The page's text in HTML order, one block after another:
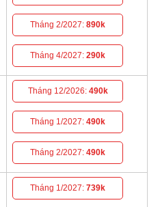
Tháng 2/2027:890k
Tháng 4/2027:290k
Tháng 12/2026: 490k
Tháng 1/2027:490k
Tháng 2/2027:490k
Tháng 1/2027:739k